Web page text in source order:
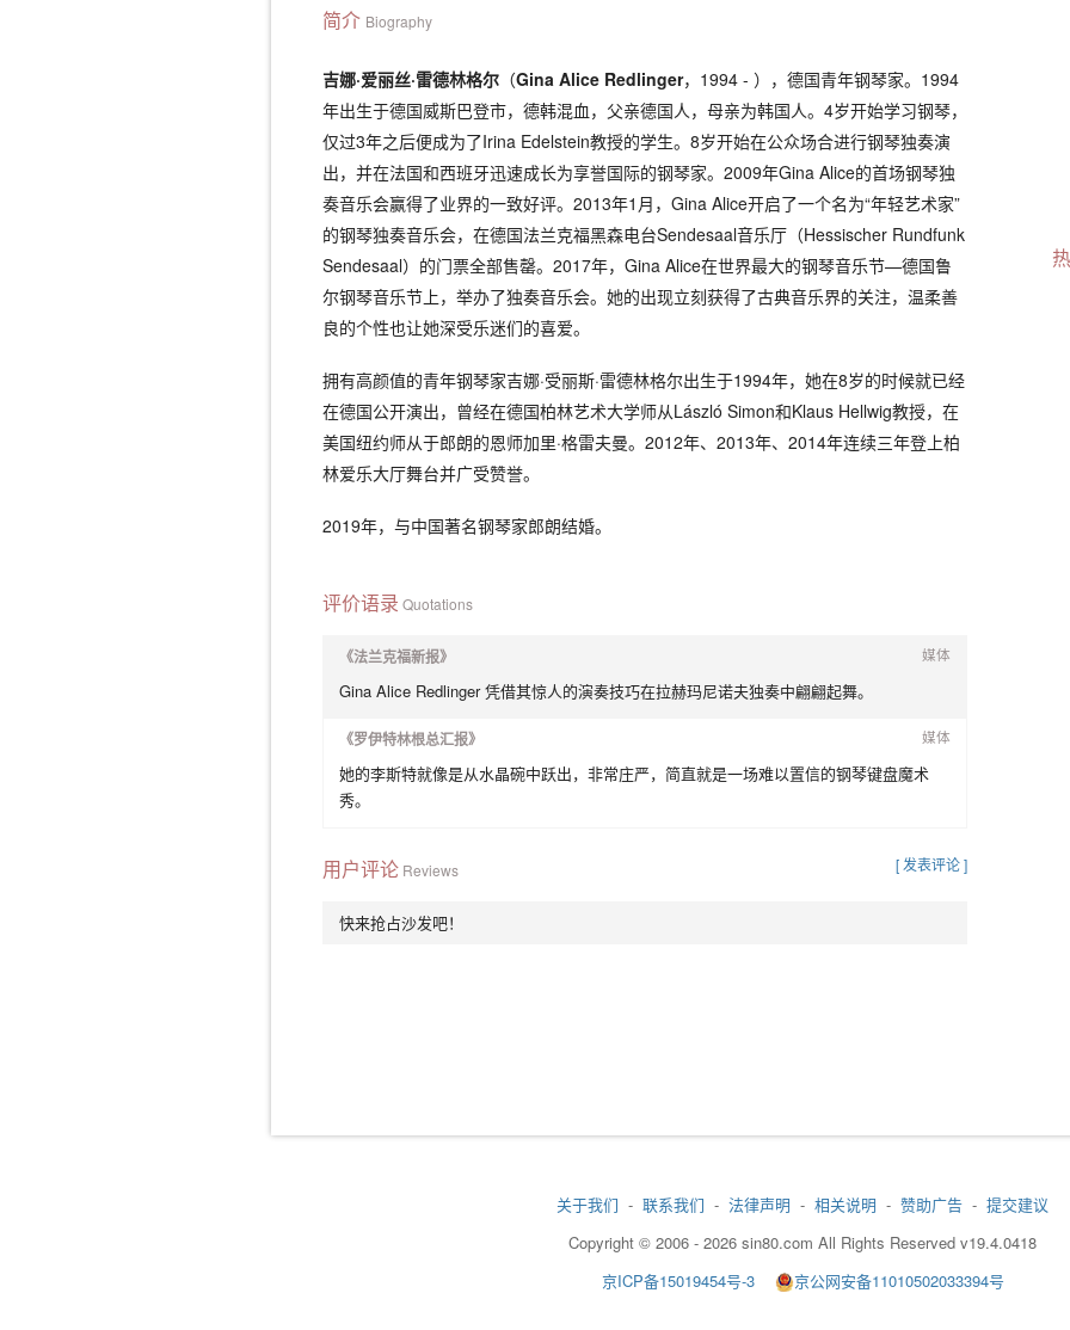
简介 Biography
吉娜·爱丽丝·雷德林格尔 （Gina Alice Redlinger，1994 - ），德国青年钢琴家。1994
年出生于德国威斯巴登市，德韩混血，父亲德国人，母亲为韩国人。4岁开始学习钢琴，
仅过3年之后便成为了Irina Edelstein教授的学生。8岁开始在公众场合进行钢琴独奏演
出，并在法国和西班牙迅速成长为享誉国际的钢琴家。2009年Gina Alice的首场钢琴独
奏音乐会赢得了业界的一致好评。2013年1月，Gina Alice开启了一个名为“年轻艺术家”
的钢琴独奏音乐会，在德国法兰克福黑森电台Sendesaal音乐厅（Hessischer Rundfunk
Sendesaal）的门票全部售罄。2017年，Gina Alice在世界最大的钢琴音乐节—德国鲁
尔钢琴音乐节上，举办了独奏音乐会。她的出现立刻获得了古典音乐界的关注，温柔善
良的个性也让她深受乐迷们的喜爱。
拥有高颜值的青年钢琴家吉娜·受丽斯·雷德林格尔出生于1994年，她在8岁的时候就已经
在德国公开演出，曾经在德国柏林艺术大学师从László Simon和Klaus Hellwig教授，在
美国纽约师从于郎朗的恩师加里·格雷夫曼。2012年、2013年、2014年连续三年登上柏
林爱乐大厅舞台并广受赞誉。
2019年，与中国著名钢琴家郎朗结婚。
评价语录 Quotations
《法兰克福新报》 媒体
Gina Alice Redlinger 凭借其惊人的演奏技巧在拉赫玛尼诺夫独奏中翩翩起舞。
《罗伊特林根总汇报》 媒体
她的李斯特就像是从水晶碗中跃出，非常庄严，简直就是一场难以置信的钢琴键盘魔术
秀。
用户评论 Reviews [ 发表评论 ]
快来抢占沙发吧！
关于我们 - 联系我们 - 法律声明 - 相关说明 - 赞助广告 - 提交建议
Copyright © 2006 - 2026 sin80.com All Rights Reserved v19.4.0418
京ICP备15019454号-3
京公网安备11010502033394号